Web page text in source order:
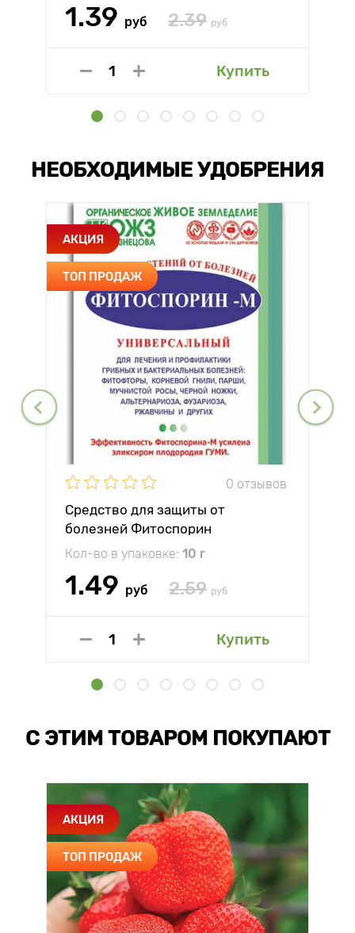
1.39 руб 2.39 руб
Купить
НЕОБХОДИМЫЕ УДОБРЕНИЯ
АКЦИЯ
ТОП ПРОДАЖ
0 отзывов
Средство для защиты от
болезней Фитоспорин
Кол-во в упаковке: 10 г
1.49 руб 2.59 руб
Купить
С ЭТИМ ТОВАРОМ ПОКУПАЮТ
АКЦИЯ
ТОП ПРОДАЖ